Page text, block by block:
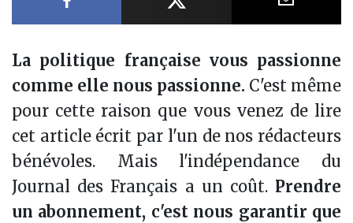
Partager sur FacebookPartager sur X
La politique française vous passionne
comme elle nous passionne. C'est même
pour cette raison que vous venez de lire
cet article écrit par l'un de nos rédacteurs
bénévoles. Mais l'indépendance du
Journal des Français a un coût. Prendre
un abonnement, c'est nous garantir que